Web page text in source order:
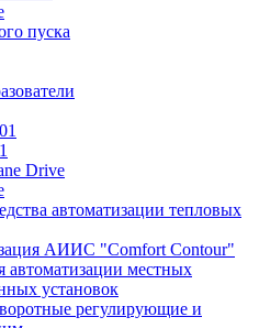
пуска
Drive
автоматизации тепловых
АИИС "Comfort Contour"
автоматизации местных
установок
регулирующие и